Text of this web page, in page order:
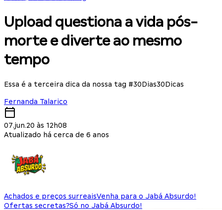
Upload questiona a vida pós-
morte e diverte ao mesmo
tempo
Essa é a terceira dica da nossa tag #30Dias30Dicas
Fernanda Talarico
07.jun.20 às 12h08
Atualizado há cerca de 6 anos
Achados e preços surreaisVenha para o Jabá Absurdo!
Ofertas secretas?Só no Jabá Absurdo!